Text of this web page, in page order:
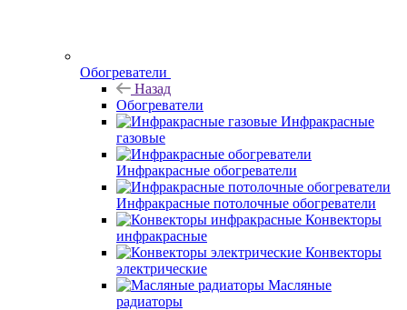
Обогреватели
Назад
Обогреватели
Инфракрасные
газовые
Инфракрасные обогреватели
Инфракрасные потолочные обогреватели
Конвекторы
инфракрасные
Конвекторы
электрические
Масляные
радиаторы